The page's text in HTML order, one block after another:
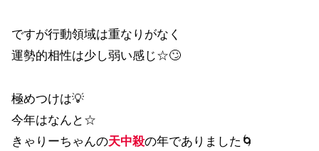
ですが行動領域は重なりがなく
運勢的相性は少し弱い感じ☆🙄
極めつけは💡
今年はなんと☆
きゃりーちゃんの天中殺の年でありました🌀